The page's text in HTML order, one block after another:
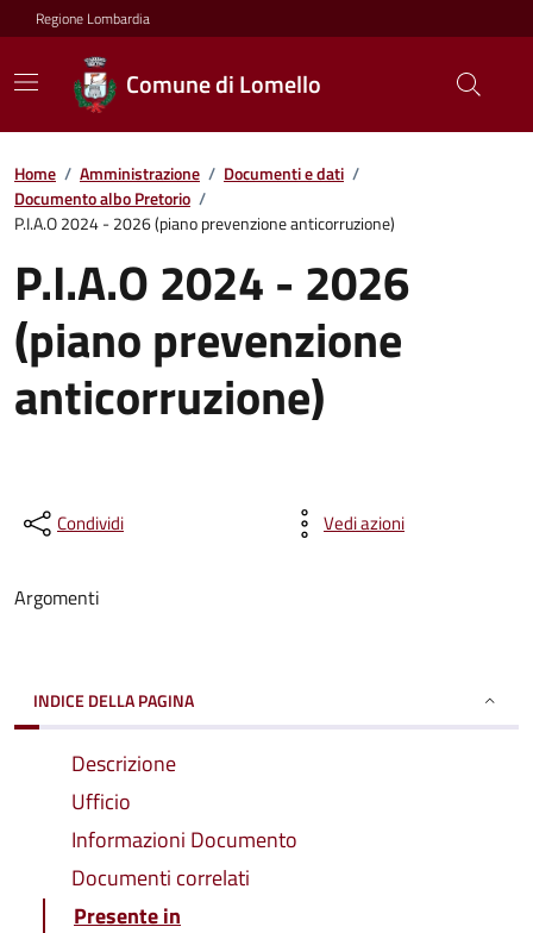
Regione Lombardia
Comune di Lomello
Home / Amministrazione / Documenti e dati /
Documento albo Pretorio /
P.I.A.O 2024 - 2026 (piano prevenzione anticorruzione)
P.I.A.O 2024 - 2026
(piano prevenzione
anticorruzione)
Condividi Vedi azioni
Argomenti
INDICE DELLA PAGINA
Descrizione
Ufficio
Informazioni Documento
Documenti correlati
Presente in